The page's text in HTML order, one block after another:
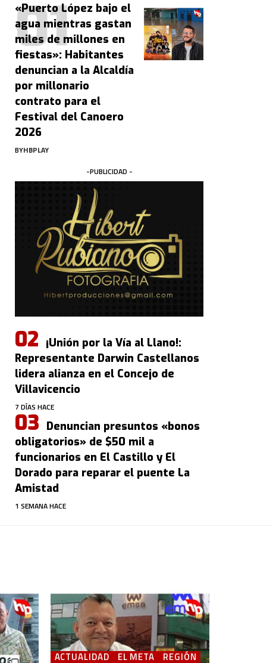
«Puerto López bajo el
agua mientras gastan
miles de millones en
fiestas»: Habitantes
denuncian a la Alcaldía
por millonario
contrato para el
Festival del Canoero
2026
BYHBPLAY
-PUBLICIDAD -
¡Unión por la Vía al Llano!:
Representante Darwin Castellanos
lidera alianza en el Concejo de
Villavicencio
7 DÍAS HACE
Denuncian presuntos «bonos
obligatorios» de $50 mil a
funcionarios en El Castillo y El
Dorado para reparar el puente La
Amistad
1 SEMANA HACE
ACTUALIDAD EL META
REGIÓN